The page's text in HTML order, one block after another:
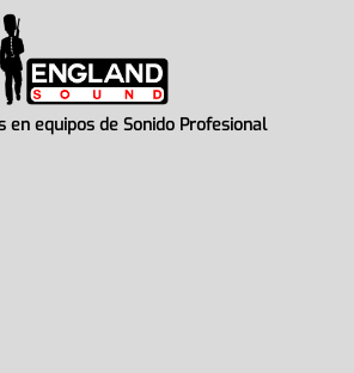
en equipos de Sonido Profesional